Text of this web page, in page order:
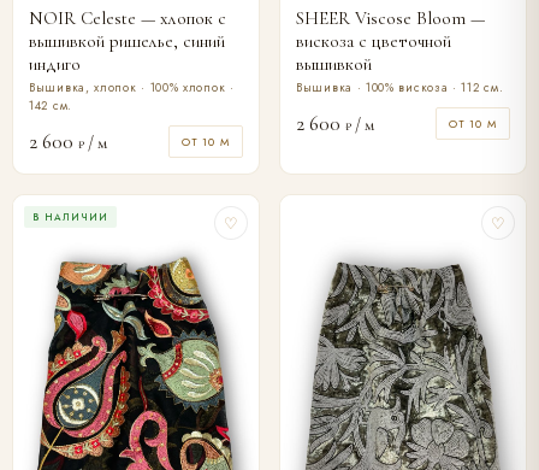
NOIR Celeste — хлопок с
вышивкой ришелье, синий
индиго
Вышивка, хлопок · 100% хлопок ·
142 см.
2 600 ₽ / м ОТ 10 М
SHEER Viscose Bloom —
вискоза с цветочной
вышивкой
Вышивка · 100% вискоза · 112 см.
2 600 ₽ / м ОТ 10 М
В НАЛИЧИИ ♡ ♡